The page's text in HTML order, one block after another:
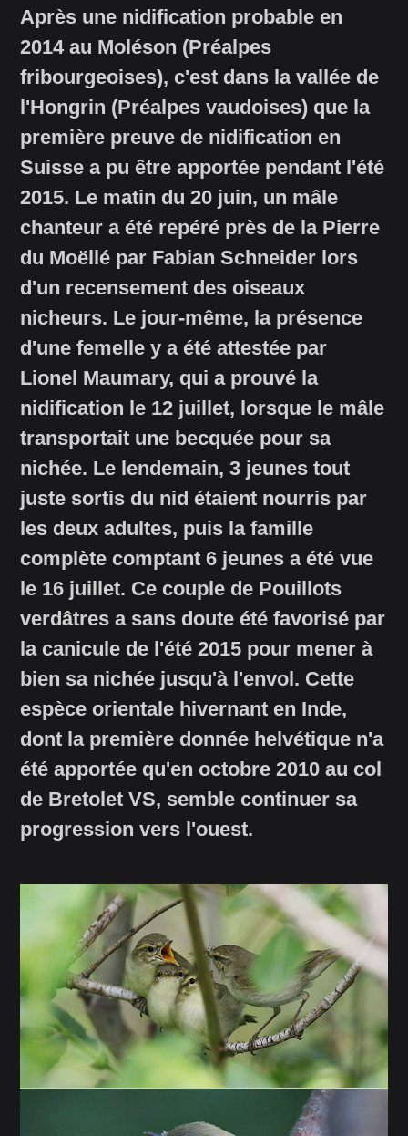
Après une nidification probable en
2014 au Moléson (Préalpes
fribourgeoises), c'est dans la vallée de
l'Hongrin (Préalpes vaudoises) que la
première preuve de nidification en
Suisse a pu être apportée pendant l'été
2015. Le matin du 20 juin, un mâle
chanteur a été repéré près de la Pierre
du Moëllé par Fabian Schneider lors
d'un recensement des oiseaux
nicheurs. Le jour-même, la présence
d'une femelle y a été attestée par
Lionel Maumary, qui a prouvé la
nidification le 12 juillet, lorsque le mâle
transportait une becquée pour sa
nichée. Le lendemain, 3 jeunes tout
juste sortis du nid étaient nourris par
les deux adultes, puis la famille
complète comptant 6 jeunes a été vue
le 16 juillet. Ce couple de Pouillots
verdâtres a sans doute été favorisé par
la canicule de l'été 2015 pour mener à
bien sa nichée jusqu'à l'envol. Cette
espèce orientale hivernant en Inde,
dont la première donnée helvétique n'a
été apportée qu'en octobre 2010 au col
de Bretolet VS, semble continuer sa
progression vers l'ouest.